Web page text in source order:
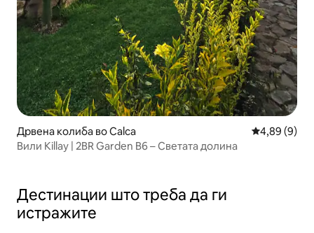
Дрвена колиба во Calca Просечна
4,89 (9)
Вили Killay | 2BR Garden B6 – Светата долина
Дестинации што треба да ги
истражите